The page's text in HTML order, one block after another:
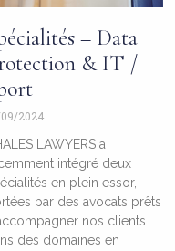
– Data
& IT /
2024
LAWYERS a
intégré deux
en plein essor,
par des avocats prêts
nos clients
des domaines en